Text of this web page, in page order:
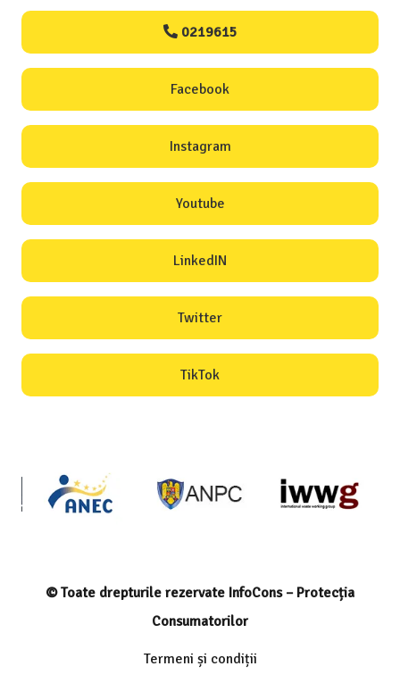
0219615
Facebook
Instagram
Youtube
LinkedIN
Twitter
TikTok
© Toate drepturile rezervate InfoCons – Protecția
Consumatorilor
Termeni și condiții